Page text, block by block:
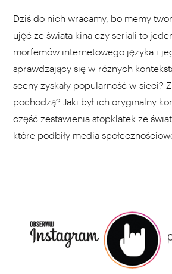
Dziś do nich wracamy, bo memy
ujęć ze świata kina czy seriali to
morfemów internetowego języka i
sprawdzający się w różnych
sceny zyskały popularność w sieci?
pochodzą? Jaki był ich oryginalny
część zestawienia stopklatek ze
które podbiły media